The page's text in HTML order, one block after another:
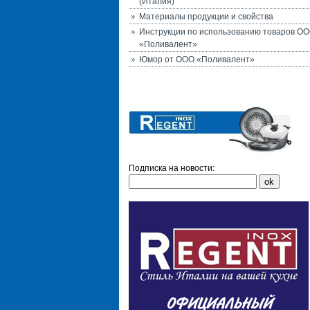
Материалы продукции и свойства
Инструкции по использованию товаров
«Поливалент»
Юмор от ООО «Поливалент»
Подписка на новости: